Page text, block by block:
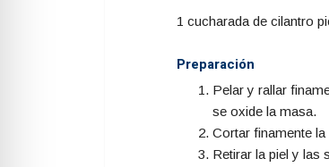
1 cucharada de cilantro
Preparación
Pelar y rallar
se oxide la masa.
Cortar finamente
Retirar la piel y las